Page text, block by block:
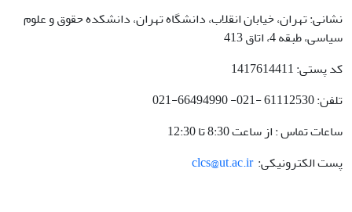
نشانی: تهران، خیابان انقلاب، دانشگاه تهران، دانشکده حقوق و علوم
سیاسی، طبقه 4، اتاق 413
کد پستی: 1417614411
تلفن: 61112530 -021- 66494990-021
ساعات تماس : از ساعت 8:30 تا 12:30
پست الکترونیکی:clcs@ut.ac.ir